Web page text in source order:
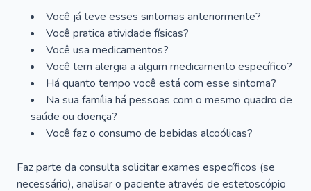
Você já teve esses sintomas anteriormente?
Você pratica atividade físicas?
Você usa medicamentos?
Você tem alergia a algum medicamento específico?
Há quanto tempo você está com esse sintoma?
Na sua família há pessoas com o mesmo quadro de
saúde ou doença?
Você faz o consumo de bebidas alcoólicas?
Faz parte da consulta solicitar exames específicos (se
necessário), analisar o paciente através de estetoscópio